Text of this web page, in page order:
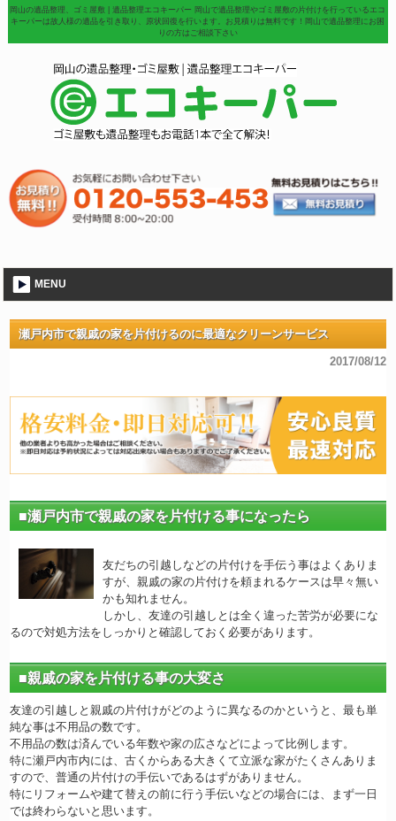
岡山の遺品整理、ゴミ屋敷 | 遺品整理エコキーパー 岡山で遺品整理やゴミ屋敷の片付けを行っているエコ
キーパーは故人様の遺品を引き取り、原状回復を行います。お見積りは無料です！岡山で遺品整理にお困
りの方はご相談下さい
MENU
瀬戸内市で親戚の家を片付けるのに最適なクリーンサービス
2017/08/12
■瀬戸内市で親戚の家を片付ける事になったら
友だちの引越しなどの片付けを手伝う事はよくありま
すが、親戚の家の片付けを頼まれるケースは早々無い
かも知れません。
しかし、友達の引越しとは全く違った苦労が必要にな
るので対処方法をしっかりと確認しておく必要があります。
■親戚の家を片付ける事の大変さ
友達の引越しと親戚の片付けがどのように異なるのかというと、最も単
純な事は不用品の数です。
不用品の数は済んでいる年数や家の広さなどによって比例します。
特に瀬戸内市内には、古くからある大きくて立派な家がたくさんありま
すので、普通の片付けの手伝いであるはずがありません。
特にリフォームや建て替えの前に行う手伝いなどの場合には、まず一日
では終わらないと思います。